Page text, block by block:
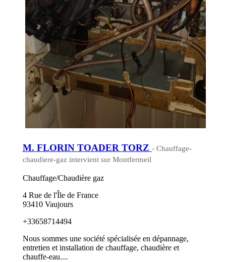
M. FLORIN TOADER TORZ - Chauffage-
chaudiere-gaz intervient sur Montfermeil
Chauffage/Chaudière gaz
4 Rue de l'Île de France
93410 Vaujours
+33658714494
Nous sommes une société spécialisée en dépannage,
entretien et installation de chauffage, chaudière et
chauffe-eau....